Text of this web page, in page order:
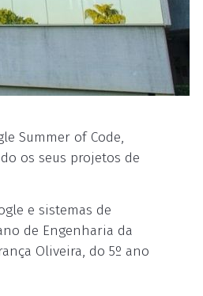
Summer of Code,
os seus projetos de
e sistemas de
de Engenharia da
Oliveira, do 5º ano